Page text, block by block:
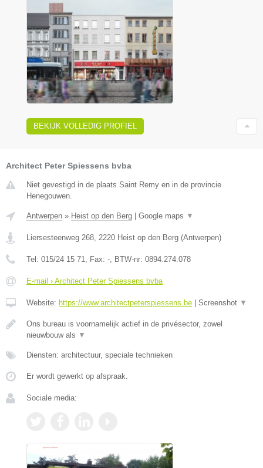
BEKIJK VOLLEDIG PROFIEL
Architect Peter Spiessens bvba
Niet gevestigd in de plaats Saint Remy en in de provincie
Henegouwen.
Antwerpen » Heist op den Berg Google maps ▼
Liersesteenweg 268, 2220 Heist op den Berg (Antwerpen)
Tel: 015/24 15 71, Fax: -, BTW-nr: 0894.274.078
E-mail › Architect Peter Spiessens bvba
Website: https://www.architectpeterspiessens.be Screenshot ▼
Ons bureau is voornamelijk actief in de privésector, zowel
nieuwbouw als ▼
Diensten: architectuur, speciale technieken
Er wordt gewerkt op afspraak.
Sociale media: